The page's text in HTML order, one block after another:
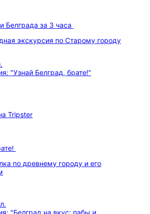
Белграда за 3 часа
экскурсия по Старому городу
по древнему городу и его